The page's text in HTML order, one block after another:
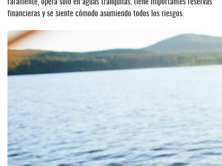
raramente, opera solo en aguas tranquilas, tiene importantes reservas
financieras y se siente cómodo asumiendo todos los riesgos.